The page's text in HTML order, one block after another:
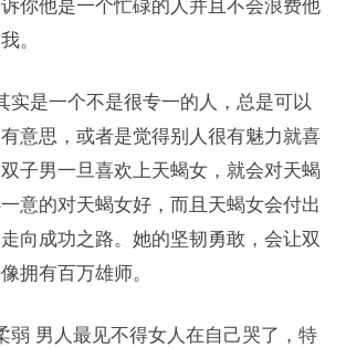
你他是一个忙碌的人并且不会浪费他
。
实是一个不是很专一的人，总是可以
意思，或者是觉得别人很有魅力就喜
子男一旦喜欢上天蝎女，就会对天蝎
意的对天蝎女好，而且天蝎女会付出
向成功之路。她的坚韧勇敢，会让双
拥有百万雄师。
弱 男人最见不得女人在自己哭了，特